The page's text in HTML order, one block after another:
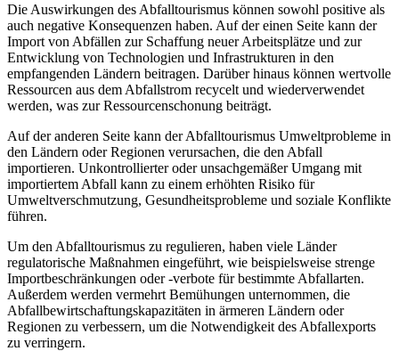
Die Auswirkungen des Abfalltourismus können sowohl positive als
auch negative Konsequenzen haben. Auf der einen Seite kann der
Import von Abfällen zur Schaffung neuer Arbeitsplätze und zur
Entwicklung von Technologien und Infrastrukturen in den
empfangenden Ländern beitragen. Darüber hinaus können wertvolle
Ressourcen aus dem Abfallstrom recycelt und wiederverwendet
werden, was zur Ressourcenschonung beiträgt.
Auf der anderen Seite kann der Abfalltourismus Umweltprobleme in
den Ländern oder Regionen verursachen, die den Abfall
importieren. Unkontrollierter oder unsachgemäßer Umgang mit
importiertem Abfall kann zu einem erhöhten Risiko für
Umweltverschmutzung, Gesundheitsprobleme und soziale Konflikte
führen.
Um den Abfalltourismus zu regulieren, haben viele Länder
regulatorische Maßnahmen eingeführt, wie beispielsweise strenge
Importbeschränkungen oder -verbote für bestimmte Abfallarten.
Außerdem werden vermehrt Bemühungen unternommen, die
Abfallbewirtschaftungskapazitäten in ärmeren Ländern oder
Regionen zu verbessern, um die Notwendigkeit des Abfallexports
zu verringern.